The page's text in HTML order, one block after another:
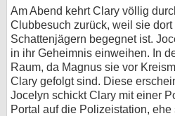
Am Abend kehrt Clary völlig
Clubbesuch zurück, weil sie dort
Schattenjägern begegnet ist.
in ihr Geheimnis einweihen. In
Raum, da Magnus sie vor
Clary gefolgt sind. Diese
Jocelyn schickt Clary mit einer
Portal auf die Polizeistation,